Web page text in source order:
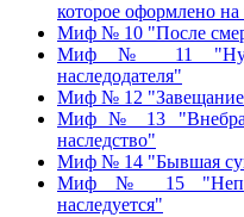
которое оформлено на
Миф № 10 "После
Миф № 11
наследодателя"
Миф № 12 "Завещание
Миф № 13
наследство"
Миф № 14 "Бывшая
Миф № 15
наследуется"